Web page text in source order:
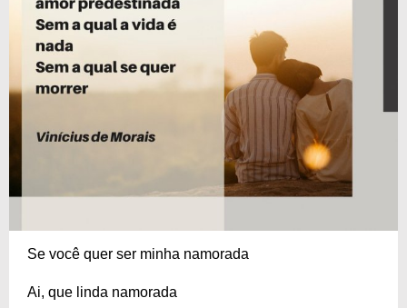
Se você quer ser minha namorada
Ai, que linda namorada